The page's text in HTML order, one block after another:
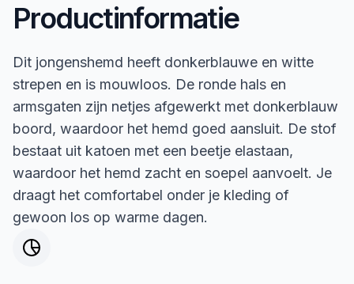
Productinformatie
Dit jongenshemd heeft donkerblauwe en witte
strepen en is mouwloos. De ronde hals en
armsgaten zijn netjes afgewerkt met donkerblauw
boord, waardoor het hemd goed aansluit. De stof
bestaat uit katoen met een beetje elastaan,
waardoor het hemd zacht en soepel aanvoelt. Je
draagt het comfortabel onder je kleding of
gewoon los op warme dagen.